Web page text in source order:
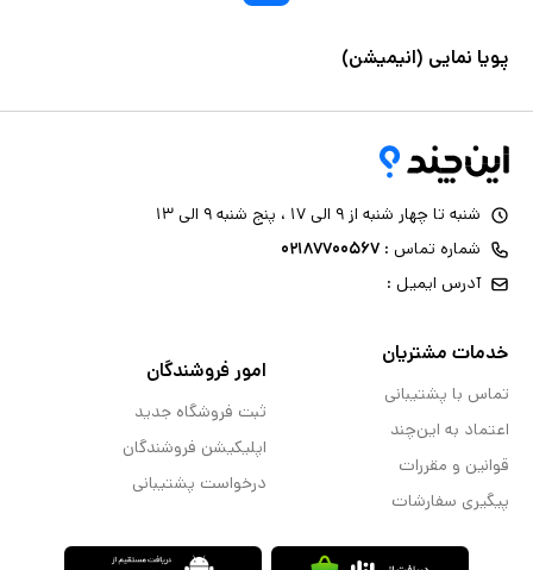
پویا نمایی (انیمیشن)
شنبه تا چهار شنبه از ۹ الی ۱۷ ، پنج شنبه ۹ الی ۱۳
شماره تماس : ۰۲۱۸۷۷۰۰۵۶۷
آدرس ایمیل :
خدمات مشتریان
تماس با پشتیبانی
اعتماد به این‌چند
قوانین و مقررات
پیگیری سفارشات
امور فروشندگان
ثبت فروشگاه جدید
اپلیکیشن فروشندگان
درخواست پشتیبانی